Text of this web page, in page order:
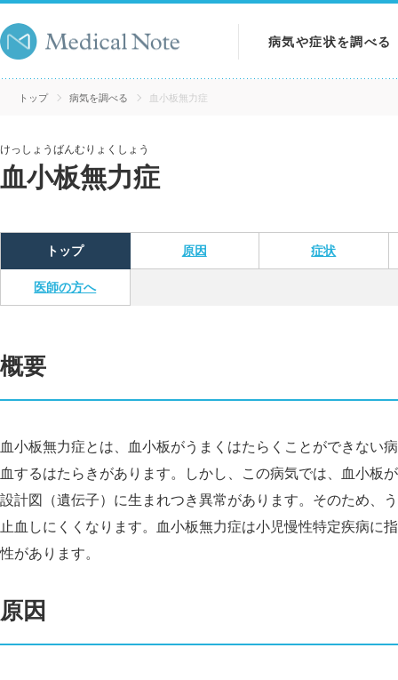
病気や症状を調べる
病気を調べる
トップ 病気を調べる 血小板無力症
けっしょうばんむりょくしょう
血小板無力症
トップ 原因 症状
医師の方へ
概要
血小板無力症とは、血小板がうまくはたらくことができない
血するはたらきがあります。しかし、この病気では、血小板
設計図（遺伝子）に生まれつき異常があります。そのため、
止血しにくくなります。血小板無力症は小児慢性特定疾病に
性があります。
原因